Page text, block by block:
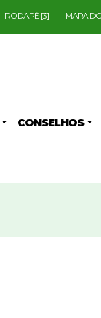
RODAPÉ [3] MAPA
CONSELHOS